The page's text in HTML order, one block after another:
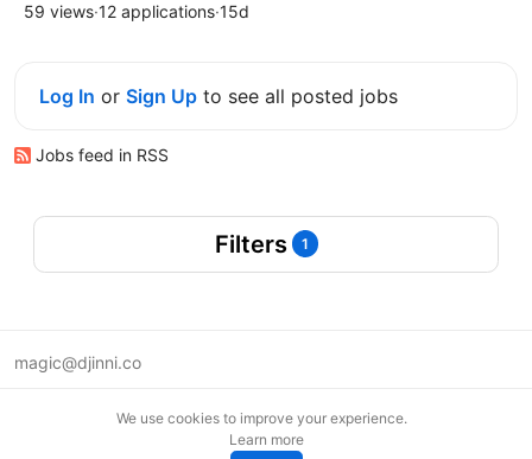
59 views·12 applications·15d
Log In or Sign Up to see all posted jobs
Jobs feed in RSS
Filters 1
magic@djinni.co
We use cookies to improve your experience.
Learn more